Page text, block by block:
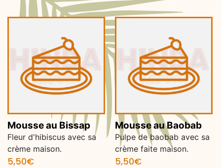
Mousse au Bissap
Fleur d'hibiscus avec sa
crème maison.
5,50€
Mousse au Baobab
Pulpe de baobab avec sa
crème faite maison.
5,50€